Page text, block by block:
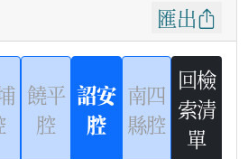
匯出
饒平
腔
詔安
腔
南四
縣腔
回檢
索清
單